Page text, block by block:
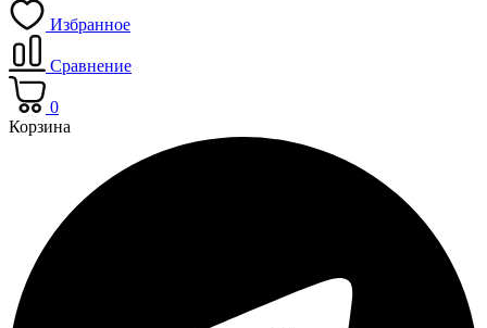
Избранное
Сравнение
0
Корзина